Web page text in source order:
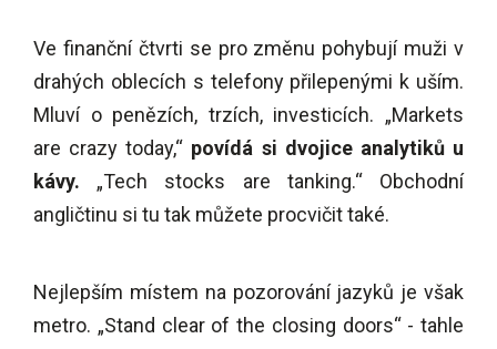
Ve finanční čtvrti se pro změnu pohybují muži v
drahých oblecích s telefony přilepenými k uším.
Mluví o penězích, trzích, investicích. „Markets
are crazy today,“ povídá si dvojice analytiků u
kávy.
„Tech stocks are tanking.“Obchodní
angličtinu si tu tak můžete procvičit také.
Nejlepším místem na pozorování jazyků je však
metro. „Stand clear of the closing doors“- tahle